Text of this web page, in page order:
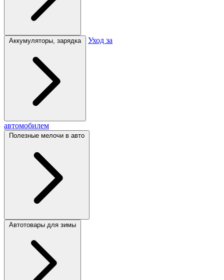
Аккумуляторы, зарядка Уход за
автомобилем
Полезные мелочи в авто
Автотовары для зимы